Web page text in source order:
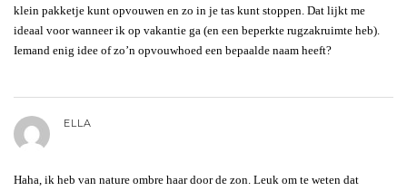
klein pakketje kunt opvouwen en zo in je tas kunt stoppen. Dat lijkt me
ideaal voor wanneer ik op vakantie ga (en een beperkte rugzakruimte heb).
Iemand enig idee of zo’n opvouwhoed een bepaalde naam heeft?
ELLA
Haha, ik heb van nature ombre haar door de zon. Leuk om te weten dat